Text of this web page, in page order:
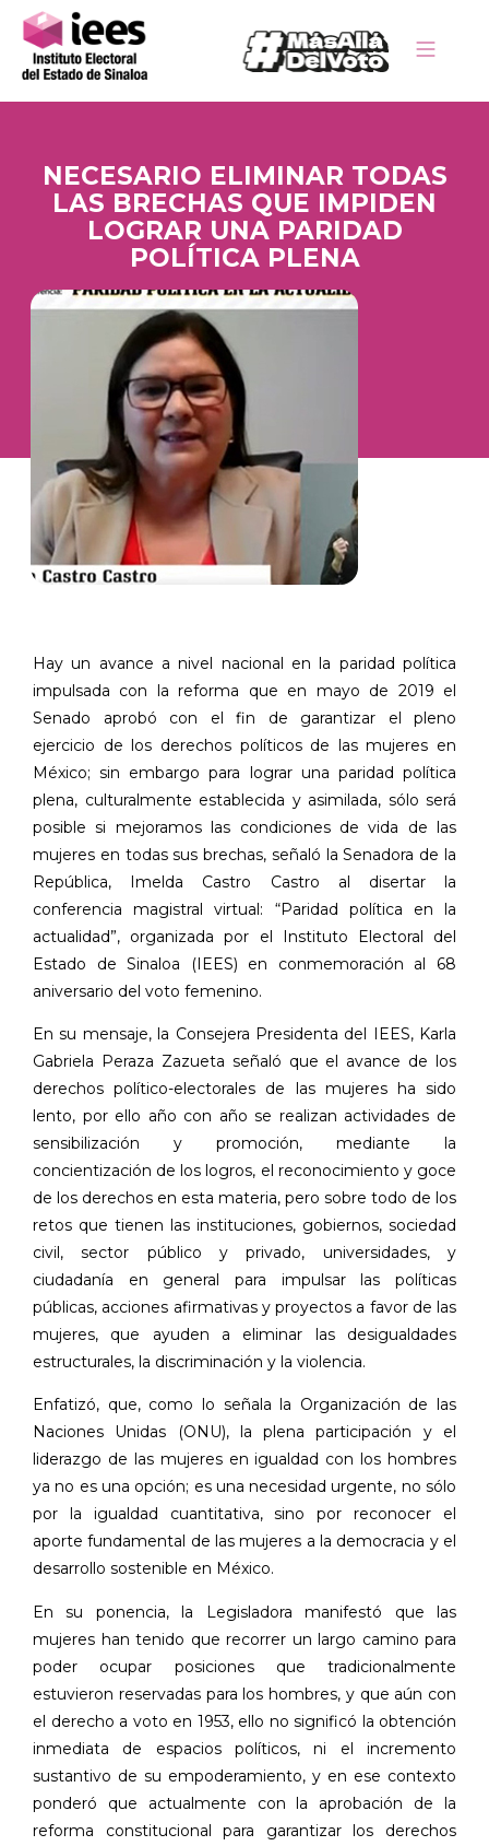
NECESARIO ELIMINAR TODAS
LAS BRECHAS QUE IMPIDEN
LOGRAR UNA PARIDAD
POLÍTICA PLENA
Hay un avance a nivel nacional en la paridad política
impulsada con la reforma que en mayo de 2019 el
Senado aprobó con el fin de garantizar el pleno
ejercicio de los derechos políticos de las mujeres en
México; sin embargo para lograr una paridad política
plena, culturalmente establecida y asimilada, sólo será
posible si mejoramos las condiciones de vida de las
mujeres en todas sus brechas, señaló la Senadora de la
República, Imelda Castro Castro al disertar la
conferencia magistral virtual: “Paridad política en la
actualidad”, organizada por el Instituto Electoral del
Estado de Sinaloa (IEES) en conmemoración al 68
aniversario del voto femenino.
En su mensaje, la Consejera Presidenta del IEES, Karla
Gabriela Peraza Zazueta señaló que el avance de los
derechos político-electorales de las mujeres ha sido
lento, por ello año con año se realizan actividades de
sensibilización y promoción, mediante la
concientización de los logros, el reconocimiento y goce
de los derechos en esta materia, pero sobre todo de los
retos que tienen las instituciones, gobiernos, sociedad
civil, sector público y privado, universidades, y
ciudadanía en general para impulsar las políticas
públicas, acciones afirmativas y proyectos a favor de las
mujeres, que ayuden a eliminar las desigualdades
estructurales, la discriminación y la violencia.
Enfatizó, que, como lo señala la Organización de las
Naciones Unidas (ONU), la plena participación y el
liderazgo de las mujeres en igualdad con los hombres
ya no es una opción; es una necesidad urgente, no sólo
por la igualdad cuantitativa, sino por reconocer el
aporte fundamental de las mujeres a la democracia y el
desarrollo sostenible en México.
En su ponencia, la Legisladora manifestó que las
mujeres han tenido que recorrer un largo camino para
poder ocupar posiciones que tradicionalmente
estuvieron reservadas para los hombres, y que aún con
el derecho a voto en 1953, ello no significó la obtención
inmediata de espacios políticos, ni el incremento
sustantivo de su empoderamiento, y en ese contexto
ponderó que actualmente con la aprobación de la
reforma constitucional para garantizar los derechos